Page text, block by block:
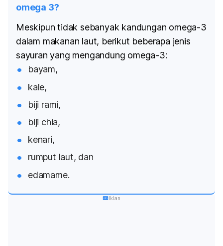
omega 3?
Meskipun tidak sebanyak kandungan omega-3
dalam makanan laut, berikut beberapa jenis
sayuran yang mengandung omega-3:
bayam,
kale,
biji rami,
biji chia,
kenari,
rumput laut, dan
edamame.
Iklan